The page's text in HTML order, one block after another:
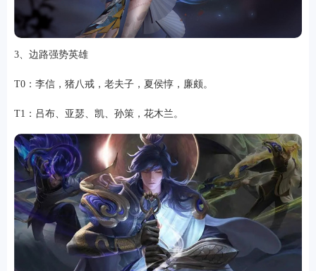
3、边路强势英雄
T0：李信，猪八戒，老夫子，夏侯惇，廉颇。
T1：吕布、亚瑟、凯、孙策，花木兰。